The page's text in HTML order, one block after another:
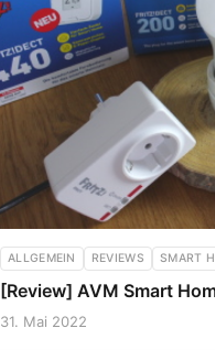
ALLGEMEIN REVIEWS SMART
[Review] AVM Smart
31. Mai 2022